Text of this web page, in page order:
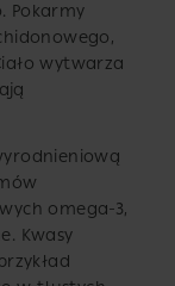
Pokarmy
wytwarza
omega-3,
Kwasy